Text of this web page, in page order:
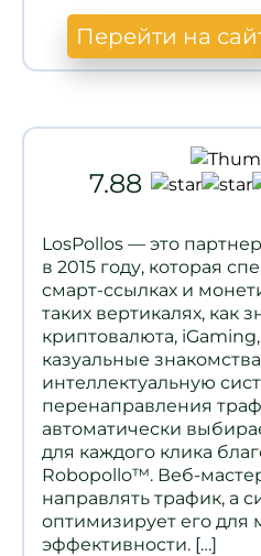
Перейти на
7.88
LosPollos — это
в 2015 году, которая
смарт-ссылках и
таких вертикалях, как
криптовалюта,
казуальные
интеллектуальную
перенаправления
автоматически
для каждого клика
Robopollo™. Веб-
направлять трафик, а
оптимизирует его для
эффективности. […]